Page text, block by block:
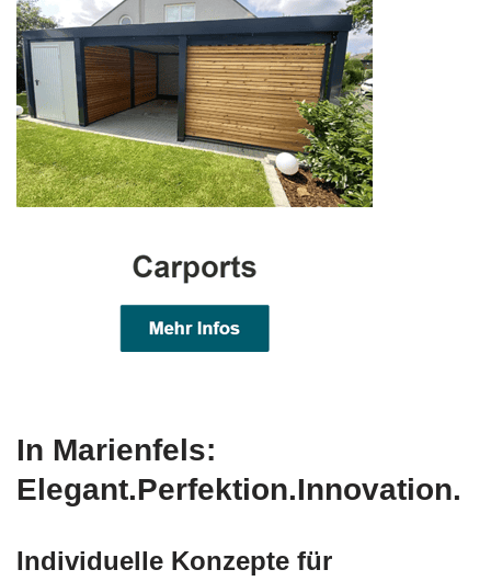
In Marienfels:
Elegant.Perfektion.Innovation.
Individuelle Konzepte für